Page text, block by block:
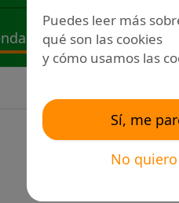
Noticias
Puedes leer más
qué son las cookies
y cómo usamos las
Sí, me
No